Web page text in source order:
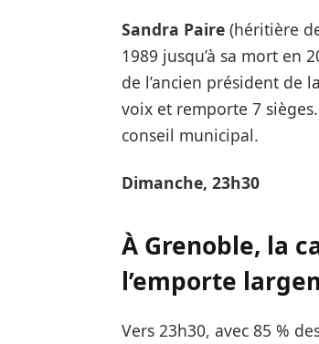
Sandra Paire(héritière
1989 jusqu’à sa mort en
de l’ancien président de
voix et remporte 7
conseil municipal.
Dimanche, 23h30
À Grenoble, la
l’emporte
Vers 23h30, avec 85 %